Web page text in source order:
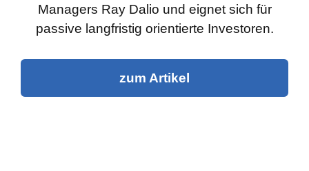
Managers Ray Dalio und eignet sich für
passive langfristig orientierte Investoren.
zum Artikel